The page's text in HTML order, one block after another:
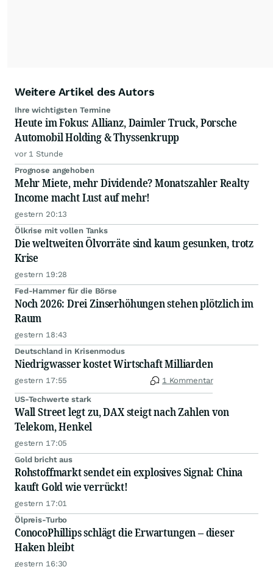
Weitere Artikel des Autors
Ihre wichtigsten Termine
Heute im Fokus: Allianz, Daimler Truck, Porsche
Automobil Holding & Thyssenkrupp
vor 1 Stunde
Prognose angehoben
Mehr Miete, mehr Dividende? Monatszahler Realty
Income macht Lust auf mehr!
gestern 20:13
Ölkrise mit vollen Tanks
Die weltweiten Ölvorräte sind kaum gesunken, trotz
Krise
gestern 19:28
Fed-Hammer für die Börse
Noch 2026: Drei Zinserhöhungen stehen plötzlich im
Raum
gestern 18:43
Deutschland in Krisenmodus
Niedrigwasser kostet Wirtschaft Milliarden
gestern 17:55 1 Kommentar
US-Techwerte stark
Wall Street legt zu, DAX steigt nach Zahlen von
Telekom, Henkel
gestern 17:05
Gold bricht aus
Rohstoffmarkt sendet ein explosives Signal: China
kauft Gold wie verrückt!
gestern 17:01
Ölpreis-Turbo
ConocoPhillips schlägt die Erwartungen – dieser
Haken bleibt
gestern 16:30